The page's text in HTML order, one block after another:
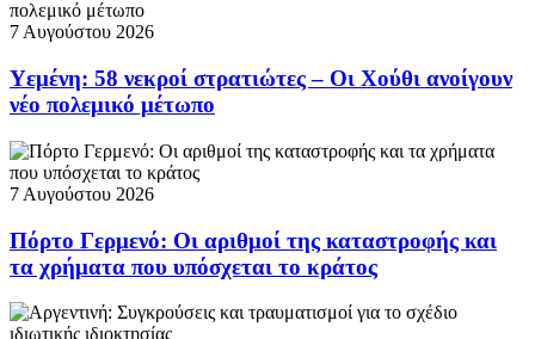
7 Αυγούστου 2026
Υεμένη: 58 νεκροί στρατιώτες – Οι Χούθι ανοίγουν
νέο πολεμικό μέτωπο
7 Αυγούστου 2026
Πόρτο Γερμενό: Οι αριθμοί της καταστροφής και
τα χρήματα που υπόσχεται το κράτος